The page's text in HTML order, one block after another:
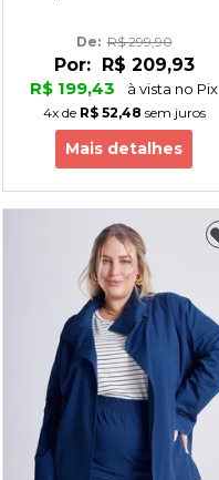
De: R$ 299,90
Por: R$ 209,93
R$ 199,43
à vista no Pix
4xde R$ 52,48 sem juros
Mais detalhes